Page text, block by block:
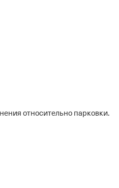
относительно парковки.